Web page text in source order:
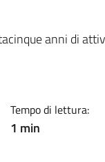
anni di
Tempo di lettura:
1 min